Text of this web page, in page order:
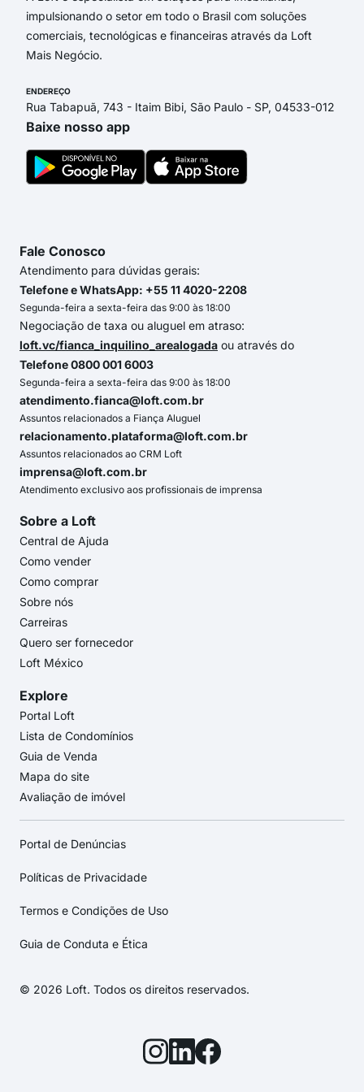
impulsionando o setor em todo o Brasil com soluções
comerciais, tecnológicas e financeiras através da Loft
Mais Negócio.
ENDEREÇO
Rua Tabapuã, 743 - Itaim Bibi, São Paulo - SP, 04533-012
Baixe nosso app
Fale Conosco
Atendimento para dúvidas gerais:
Telefone e WhatsApp: +55 11 4020-2208
Segunda-feira a sexta-feira das 9:00 às 18:00
Negociação de taxa ou aluguel em atraso:
loft.vc/fianca_inquilino_arealogada ou através do
Telefone 0800 001 6003
Segunda-feira a sexta-feira das 9:00 às 18:00
atendimento.fianca@loft.com.br
Assuntos relacionados a Fiança Aluguel
relacionamento.plataforma@loft.com.br
Assuntos relacionados ao CRM Loft
imprensa@loft.com.br
Atendimento exclusivo aos profissionais de imprensa
Sobre a Loft
Central de Ajuda
Como vender
Como comprar
Sobre nós
Carreiras
Quero ser fornecedor
Loft México
Explore
Portal Loft
Lista de Condomínios
Guia de Venda
Mapa do site
Avaliação de imóvel
Portal de Denúncias
Políticas de Privacidade
Termos e Condições de Uso
Guia de Conduta e Ética
© 2026 Loft. Todos os direitos reservados.